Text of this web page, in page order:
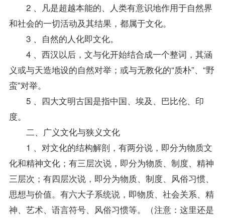
2 、凡是超越本能的、人类有意识地作用于自然界
和社会的一切活动及其结果，都属于文化。
3 、自然的人化即文化。
4 、西汉以后，文与化开始结合成一个整词，其涵
义或与天造地设的自然对举；或与无教化的“质朴”、“野
蛮”对举。
5 、四大文明古国是指中国、埃及、巴比伦、印
度。
二、广义文化与狭义文化
1 、对文化的结构解剖，有两分说，即分为物质文
化和精神文化；有三层次说，即分为物质、制度、精神
三层次；有四层次说，即分为物质、制度、风俗习惯、
思想与价值。有六大子系统说，即物质、社会关系、精
神、艺术、语言符号、风俗习惯等。（注意：这里还是